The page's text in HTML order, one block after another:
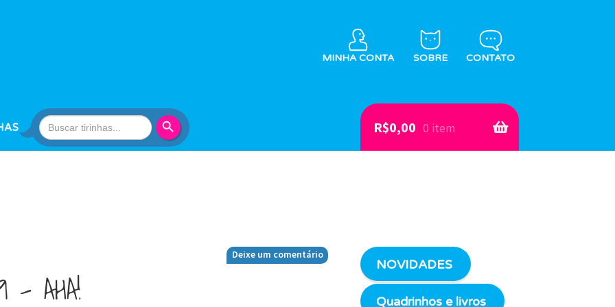
MINHA CONTA SOBRE CONTATO
Search
for:
R$0,00 0 item
Deixe um comentário
AHA!
NOVIDADES
Quadrinhos e livros